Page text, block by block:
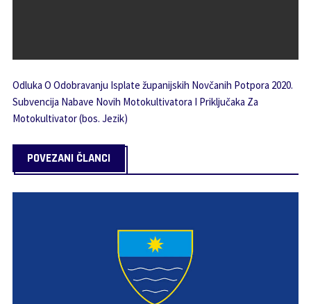
Odluka O Odobravanju Isplate županijskih Novčanih Potpora 2020.
Subvencija Nabave Novih Motokultivatora I Priključaka Za
Motokultivator (bos. Jezik)
POVEZANI ČLANCI